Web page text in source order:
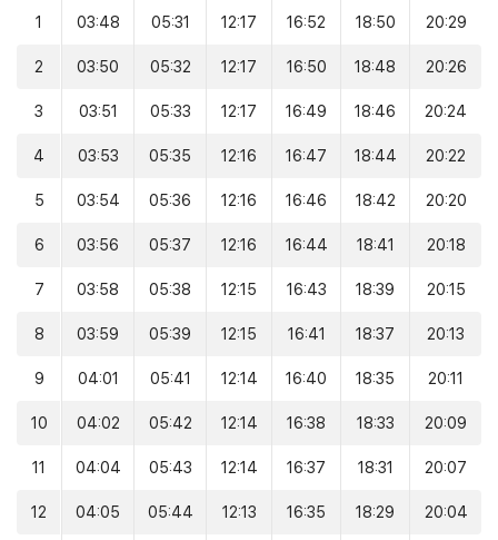
1 03:48 05:31 12:17 16:52 18:50 20:29
2 03:50 05:32 12:17 16:50 18:48 20:26
3 03:51 05:33 12:17 16:49 18:46 20:24
4 03:53 05:35 12:16 16:47 18:44 20:22
5 03:54 05:36 12:16 16:46 18:42 20:20
6 03:56 05:37 12:16 16:44 18:41 20:18
7 03:58 05:38 12:15 16:43 18:39 20:15
8 03:59 05:39 12:15 16:41 18:37 20:13
9 04:01 05:41 12:14 16:40 18:35 20:11
10 04:02 05:42 12:14 16:38 18:33 20:09
11 04:04 05:43 12:14 16:37 18:31 20:07
12 04:05 05:44 12:13 16:35 18:29 20:04